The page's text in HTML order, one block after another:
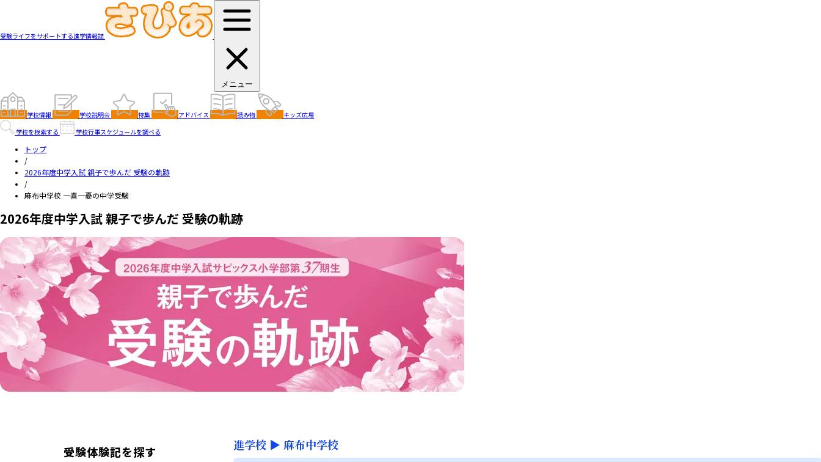
受験ライフをサポートする進学情報誌
メニュー
学校情報 学校説明会 特集 アドバイス 読み物
キッズ広場
学校を検索する
学校行事スケジュールを調べる
トップ
/
2026年度中学入試 親子で歩んだ 受験の軌跡
/
麻布中学校 一喜一憂の中学受験
2026年度中学入試 親子で歩んだ 受験の軌跡
受験体験記を探す 進学校 ▶ 麻布中学校